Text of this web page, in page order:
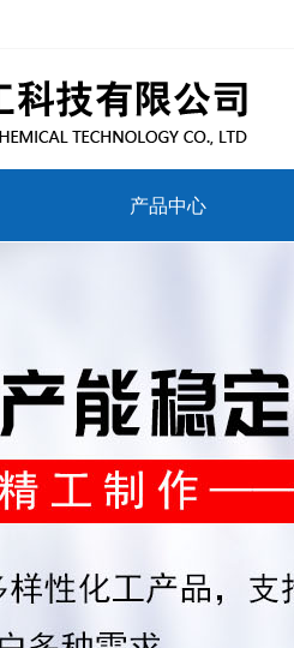
产品中心